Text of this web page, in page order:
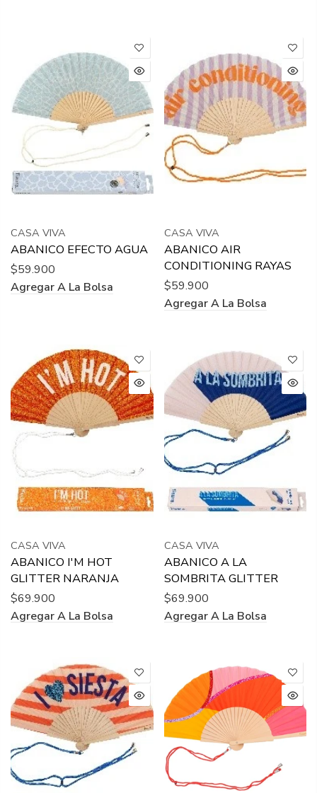
CASA VIVA
ABANICO EFECTO AGUA
$59.900
Agregar A La Bolsa
CASA VIVA
ABANICO AIR
CONDITIONING RAYAS
$59.900
Agregar A La Bolsa
CASA VIVA
ABANICO I'M HOT
GLITTER NARANJA
$69.900
Agregar A La Bolsa
CASA VIVA
ABANICO A LA
SOMBRITA GLITTER
$69.900
Agregar A La Bolsa